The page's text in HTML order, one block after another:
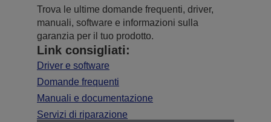
Trova le ultime domande frequenti, driver,
manuali, software e informazioni sulla
garanzia per il tuo prodotto.
Link consigliati:
Driver e software
Domande frequenti
Manuali e documentazione
Servizi di riparazione